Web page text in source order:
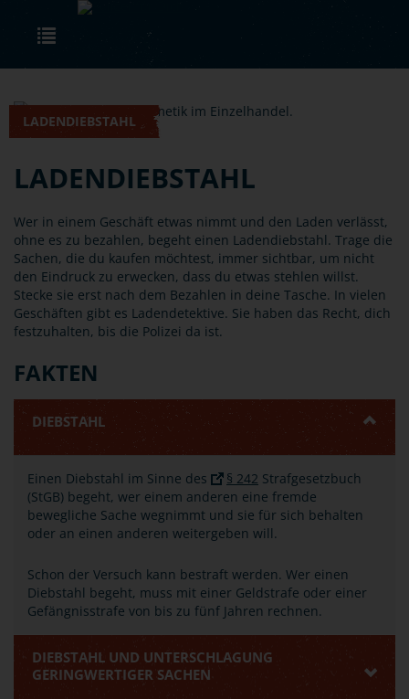
Skip to main content
LADENDIEBSTAHL
LADENDIEBSTAHL
Wer in einem Geschäft etwas nimmt und den Laden verlässt,
ohne es zu bezahlen, begeht einen Ladendiebstahl. Trage die
Sachen, die du kaufen möchtest, immer sichtbar, um nicht
den Eindruck zu erwecken, dass du etwas stehlen willst.
Stecke sie erst nach dem Bezahlen in deine Tasche. In vielen
Geschäften gibt es Ladendetektive. Sie haben das Recht, dich
festzuhalten, bis die Polizei da ist.
FAKTEN
DIEBSTAHL
Einen Diebstahl im Sinne des § 242 Strafgesetzbuch
(StGB) begeht, wer einem anderen eine fremde
bewegliche Sache wegnimmt und sie für sich behalten
oder an einen anderen weitergeben will.
Schon der Versuch kann bestraft werden. Wer einen
Diebstahl begeht, muss mit einer Geldstrafe oder einer
Gefängnisstrafe von bis zu fünf Jahren rechnen.
DIEBSTAHL UND UNTERSCHLAGUNG
GERINGWERTIGER SACHEN